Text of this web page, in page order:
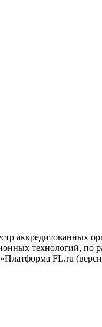
аккредитованных
технологий, по
FL.ru